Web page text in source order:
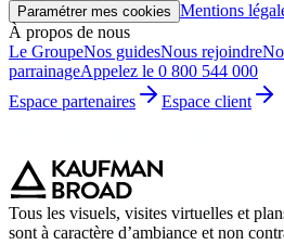
Paramétrer mes cookies Mentions
À propos de nous
Le GroupeNos guidesNous rejoindre
parrainageAppelez le 0 800 544 000
Espace partenaires
Espace client
Tous les visuels, visites virtuelles et
sont à caractère d’ambiance et non